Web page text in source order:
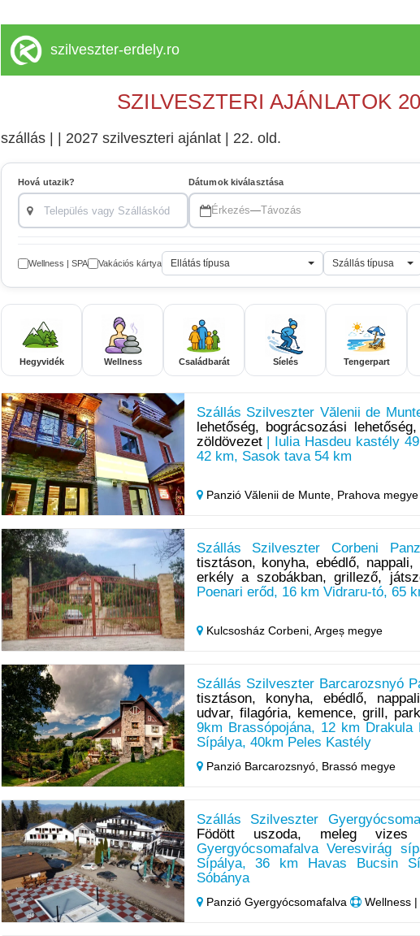
szilveszter-erdely.ro
SZILVESZTERI AJÁNLATOK
szállás | | 2027 szilveszteri ajánlat | 22. old.
Hová utazik? Dátumok kiválasztása
Érkezés—Távozás
Wellness | SPA Vakációs kártya Ellátás típusa Szállás típusa
Hegyvidék Wellness Családbarát Síelés Tengerpart
Szállás Szilveszter Vălenii de
lehetőség, bográcsozási
zöldövezet| Iulia Hasdeu kastély
42 km, Sasok tava 54 km
Panzió Vălenii de Munte, Prahova megye
Szállás Szilveszter Corbeni
tisztáson, konyha, ebédlő,
erkély a szobákban, grillező,
Poenari erőd, 16 km Vidraru-tó, 65
Kulcsosház Corbeni, Argeș megye
Szállás Szilveszter Barcarozsnyó
tisztáson, konyha, ebédlő,
udvar, filagória, kemence, grill,
9km Brassópojána, 12 km Drakula
Sípálya, 40km Peles Kastély
Panzió Barcarozsnyó, Brassó megye
Szállás Szilveszter
Födött uszoda, meleg vizes
Gyergyócsomafalva Veresvirág
Sípálya, 36 km Havas Bucsin
Sóbánya
Panzió Gyergyócsomafalva Wellness |